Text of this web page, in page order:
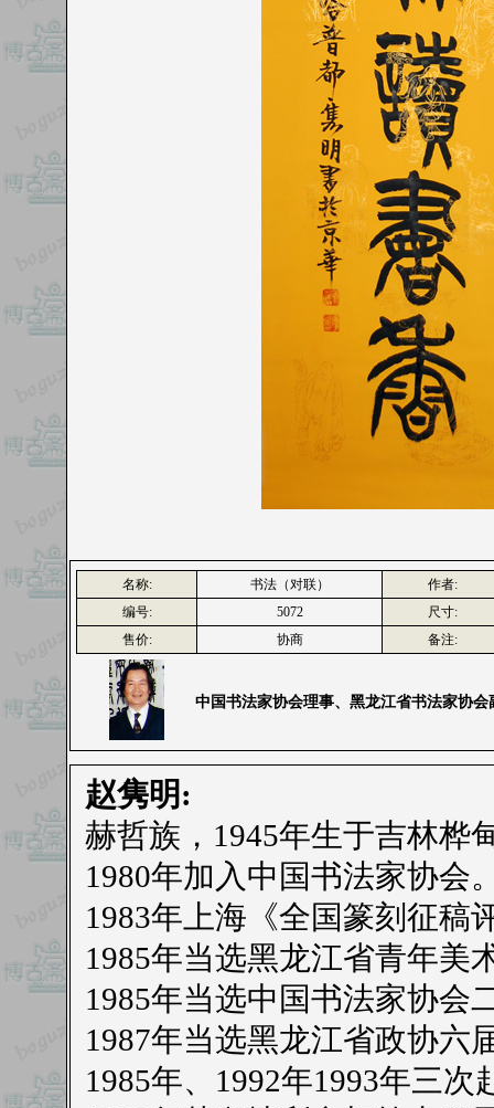
名称: 书法（对联）
作者:
编号:
5072
尺寸:
售价:
协商 备注:
中国书法家协会理事、黑龙江省书法家协
赵隽明:
赫哲族，1945年生于吉林桦
1980年加入中国书法家协会
1983年上海《全国篆刻征稿
1985年当选黑龙江省青年美
1985年当选中国书法家协会
1987年当选黑龙江省政协六
1985年、1992年1993年三